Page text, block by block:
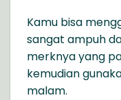
Kamu bisa
sangat ampuh
merknya yang
kemudian
malam.